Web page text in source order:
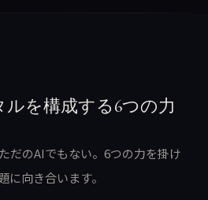
を構成する6つの力
だのAIでもない。6つの力を掛け
に向き合います。